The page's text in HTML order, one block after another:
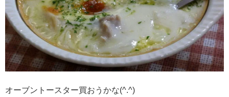
オーブントースター買おうかな(^.^)